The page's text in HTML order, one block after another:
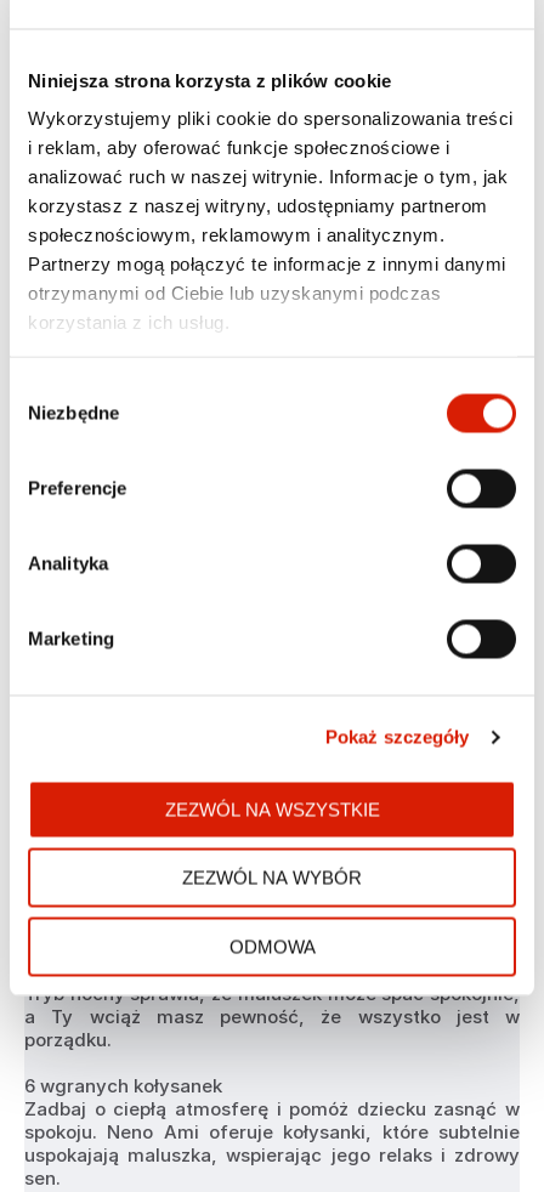
Niniejsza strona korzysta z plików cookie
Wykorzystujemy pliki cookie do spersonalizowania treści
i reklam, aby oferować funkcje społecznościowe i
analizować ruch w naszej witrynie. Informacje o tym, jak
korzystasz z naszej witryny, udostępniamy partnerom
społecznościowym, reklamowym i analitycznym.
Partnerzy mogą połączyć te informacje z innymi danymi
otrzymanymi od Ciebie lub uzyskanymi podczas
korzystania z ich usług.
zgody
Niezbędne
Preferencje
Analityka
Marketing
Pokaż szczegóły
ZEZWÓL NA WSZYSTKIE
ZEZWÓL NA WYBÓR
ODMOWA
Twoje wspomnienia będą zawsze pod ręką.
Z aplikacją mobilną masz wszystko pod kontrolą!
Śledzenie ruchu 24/7
Neno Ami wykrywa ruch maluszka i automatycznie go
śledzi, podążając za nim poprzez ruchy głowicą. Dzięki
temu Twoja pociecha nie zniknie Ci z oczu. Ponadto,
dzięki detekcji ruchu kamerka powiadomi Cię poprzez
aplikację, jeśli maluch się poruszy.
Niania zapewnia wyraźny obraz nawet w ciemności.
Tryb nocny sprawia, że maluszek może spać spokojnie,
a Ty wciąż masz pewność, że wszystko jest w
porządku.
6 wgranych kołysanek
Zadbaj o ciepłą atmosferę i pomóż dziecku zasnąć w
spokoju. Neno Ami oferuje kołysanki, które subtelnie
uspokajają maluszka, wspierając jego relaks i zdrowy
sen.